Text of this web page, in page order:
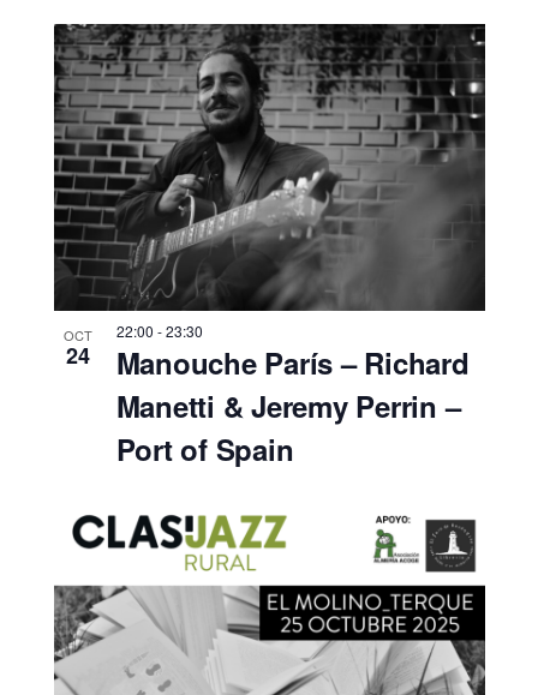
OCT
24
22:00 -23:30
Manouche París – Richard
Manetti & Jeremy Perrin –
Port of Spain